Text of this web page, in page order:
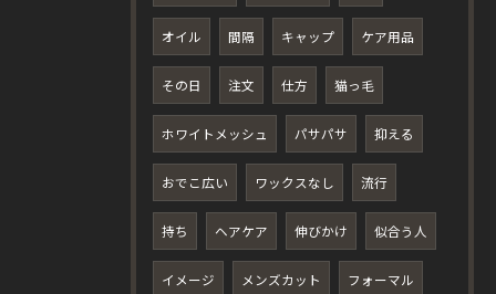
オイル 間隔 キャップ ケア用品
その日 注文 仕方 猫っ毛
ホワイトメッシュ パサパサ 抑える
おでこ広い ワックスなし 流行
持ち ヘアケア 伸びかけ 似合う人
イメージ メンズカット フォーマル